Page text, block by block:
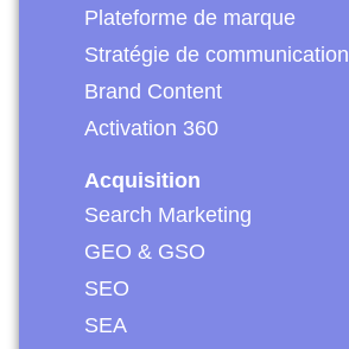
Plateforme de marque
Stratégie de communication
Brand Content
Activation 360
Acquisition
Search Marketing
GEO & GSO
SEO
SEA